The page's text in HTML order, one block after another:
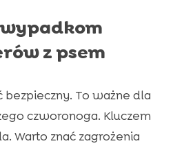
z psem
bezpieczny. To ważne dla
czworonoga. Kluczem
Warto znać zagrożenia